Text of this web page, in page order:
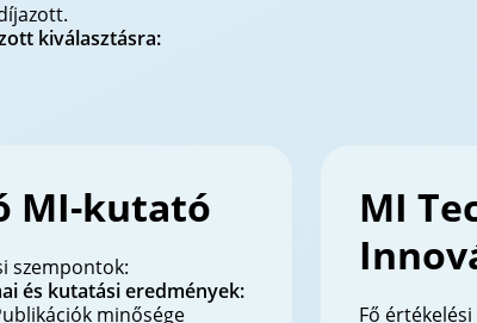
kiválasztásra:
MI-kutató
szempontok:
és kutatási eredmények:
minősége
MI
Fő